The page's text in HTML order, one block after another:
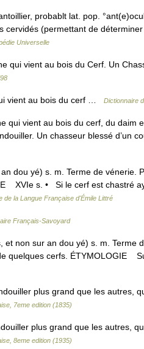
probablt lat. pop.
cervidés (permettant de
Universelle
qui vient au bois du Cerf. Un
vient au bois du cerf … Dictionnaire
qui vient au bois du cerf, du daim
Un chasseur blessé d’un
dou yé) s. m. Terme de vénerie.
XVIe s. • Si le cerf est chastré
de la Langue Française d'Émile Littré
Français-Savoyard
non sur an dou yé) s. m. Terme
quelques cerfs. ÉTYMOLOGIE
plus grand que les autres,
7eme edition (1835)
plus grand que les autres,
8eme edition (1935)